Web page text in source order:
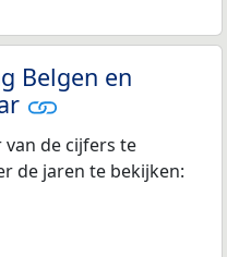
Belgen en
de cijfers te
de jaren te bekijken: